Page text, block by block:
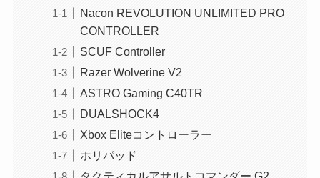
Nacon REVOLUTION UNLIMITED PRO
CONTROLLER
SCUF Controller
Razer Wolverine V2
ASTRO Gaming C40TR
DUALSHOCK4
Xbox Eliteコントローラー
ホリパッド